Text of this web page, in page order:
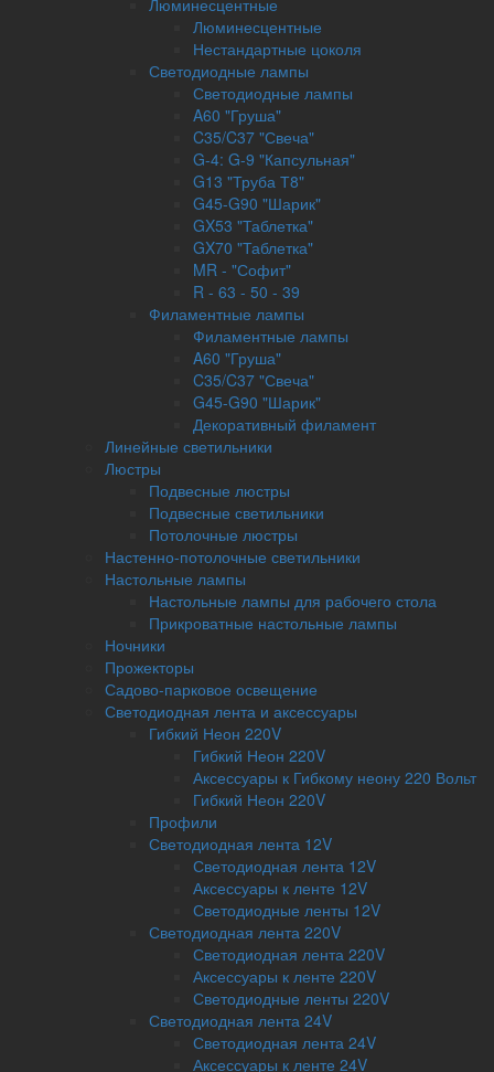
Люминесцентные
Нестандартные цоколя
Светодиодные лампы
Светодиодные лампы
A60 "Груша"
C35/C37 "Свеча"
G-4: G-9 "Капсульная"
G13 "Труба Т8"
G45-G90 "Шарик"
GX53 "Таблетка"
GX70 "Таблетка"
MR - "Софит"
R - 63 - 50 - 39
Филаментные лампы
Филаментные лампы
A60 "Груша"
C35/C37 "Свеча"
G45-G90 "Шарик"
Декоративный филамент
Линейные светильники
Люстры
Подвесные люстры
Подвесные светильники
Потолочные люстры
Настенно-потолочные светильники
Настольные лампы
Настольные лампы для рабочего стола
Прикроватные настольные лампы
Ночники
Прожекторы
Садово-парковое освещение
Светодиодная лента и аксессуары
Гибкий Неон 220V
Гибкий Неон 220V
Аксессуары к Гибкому неону 220 Вольт
Гибкий Неон 220V
Профили
Светодиодная лента 12V
Светодиодная лента 12V
Аксессуары к ленте 12V
Светодиодные ленты 12V
Светодиодная лента 220V
Светодиодная лента 220V
Аксессуары к ленте 220V
Светодиодные ленты 220V
Светодиодная лента 24V
Светодиодная лента 24V
Аксессуары к ленте 24V